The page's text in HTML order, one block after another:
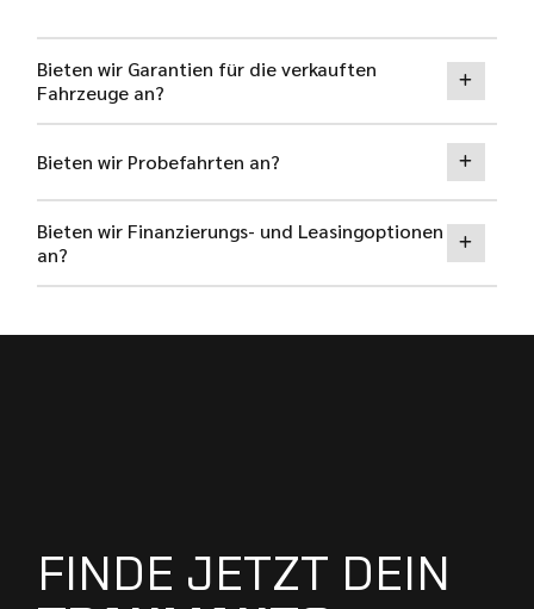
Bieten wir Garantien für die verkauften
Fahrzeuge an?
Bieten wir Probefahrten an?
Bieten wir Finanzierungs- und Leasingoptionen
an?
FINDE JETZT DEIN